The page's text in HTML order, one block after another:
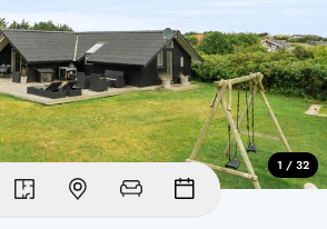
1 / 32